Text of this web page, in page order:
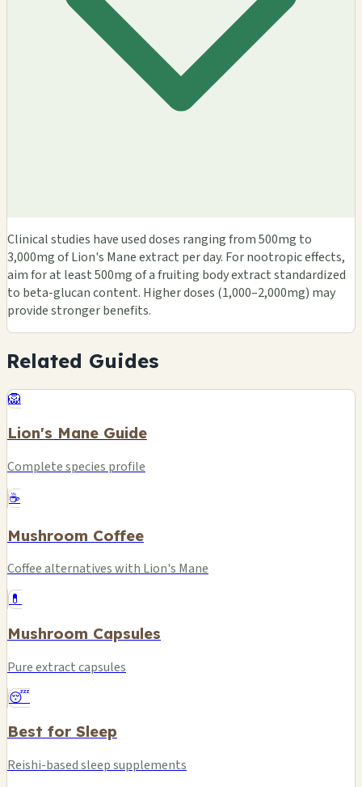
Clinical studies have used doses ranging from 500mg to
3,000mg of Lion's Mane extract per day. For nootropic effects,
aim for at least 500mg of a fruiting body extract standardized
to beta-glucan content. Higher doses (1,000–2,000mg) may
provide stronger benefits.
Related Guides
🦁
Lion's Mane Guide
Complete species profile
☕
Mushroom Coffee
Coffee alternatives with Lion's Mane
💊
Mushroom Capsules
Pure extract capsules
😴
Best for Sleep
Reishi-based sleep supplements